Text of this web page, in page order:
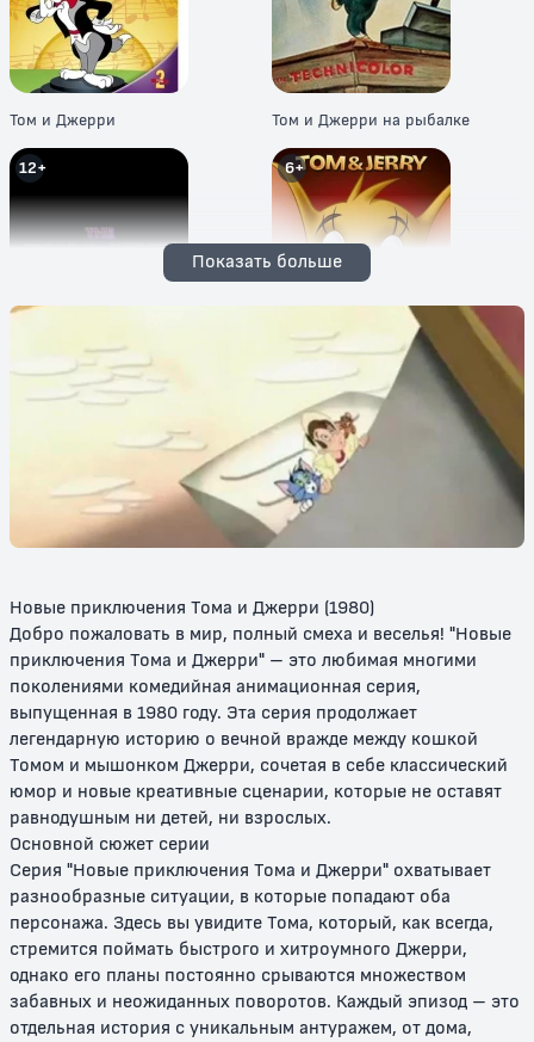
Том и Джерри Том и Джерри на рыбалке
12+
Новое шоу Тома и Джерри
6+
Новые приключения Тома и
Джерри
Том и Джерри в детстве
6+
Том и Джерри: Мотор! / Том и
Джерри: Фильм
6+
Показать больше
Новые приключения Тома и Джерри (1980)
Добро пожаловать в мир, полный смеха и веселья! "Новые
приключения Тома и Джерри" – это любимая многими
поколениями комедийная анимационная серия,
выпущенная в 1980 году. Эта серия продолжает
легендарную историю о вечной вражде между кошкой
Томом и мышонком Джерри, сочетая в себе классический
юмор и новые креативные сценарии, которые не оставят
равнодушным ни детей, ни взрослых.
Основной сюжет серии
Серия "Новые приключения Тома и Джерри" охватывает
разнообразные ситуации, в которые попадают оба
персонажа. Здесь вы увидите Тома, который, как всегда,
стремится поймать быстрого и хитроумного Джерри,
однако его планы постоянно срываются множеством
забавных и неожиданных поворотов. Каждый эпизод – это
отдельная история с уникальным антуражем, от дома,